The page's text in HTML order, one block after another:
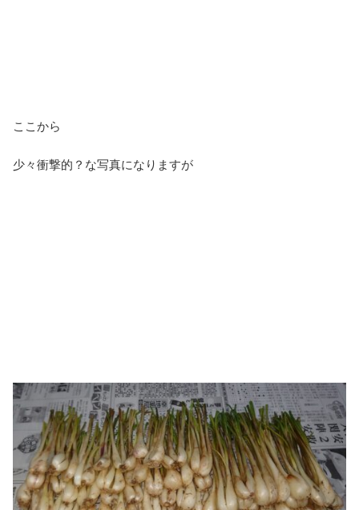
ここから
少々衝撃的？な写真になりますが